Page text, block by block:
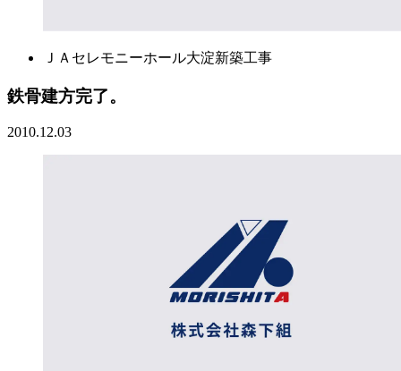
ＪＡセレモニーホール大淀新築工事
鉄骨建方完了。
2010.12.03